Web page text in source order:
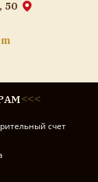
50
<<<
счет